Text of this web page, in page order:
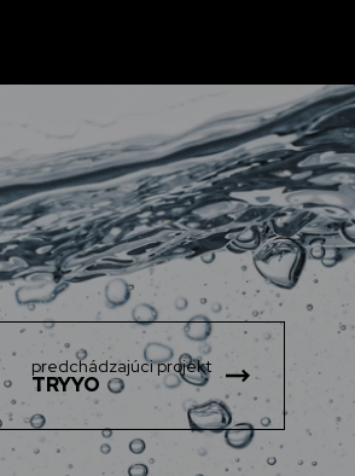
predchádzajúci projekt
TRYYO